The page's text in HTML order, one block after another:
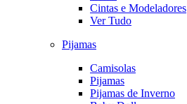
Cintas e Modeladores
Ver Tudo
Pijamas
Camisolas
Pijamas
Pijamas de Inverno